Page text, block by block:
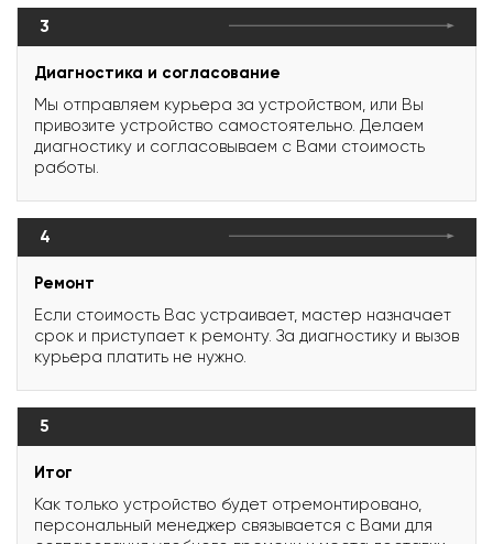
3
Диагностика и согласование
Мы отправляем курьера за устройством, или Вы
привозите устройство самостоятельно. Делаем
диагностику и согласовываем с Вами стоимость
работы.
4
Ремонт
Если стоимость Вас устраивает, мастер назначает
срок и приступает к ремонту. За диагностику и вызов
курьера платить не нужно.
5
Итог
Как только устройство будет отремонтировано,
персональный менеджер связывается с Вами для